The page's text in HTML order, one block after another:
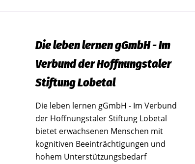
Die leben lernen gGmbH - Im
Verbund der Hoffnungstaler
Stiftung Lobetal
Die leben lernen gGmbH - Im Verbund
der Hoffnungstaler Stiftung Lobetal
bietet erwachsenen Menschen mit
kognitiven Beeinträchtigungen und
hohem Unterstützungsbedarf